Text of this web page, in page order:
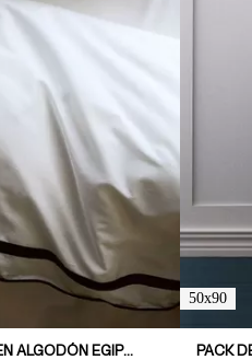
FUNDA DE ALMOHADA EN ALGODÓN EGIPCIO
50x90